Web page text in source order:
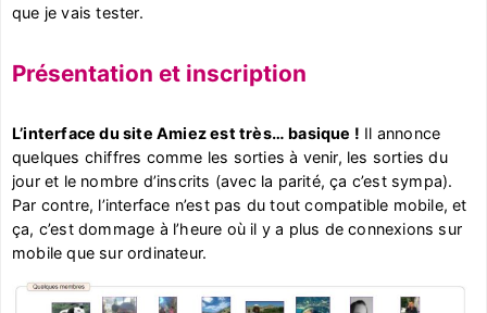
que je vais tester.
Présentation et inscription
L’interface du site Amiez est très… basique ! Il annonce
quelques chiffres comme les sorties à venir, les sorties du
jour et le nombre d’inscrits (avec la parité, ça c’est sympa).
Par contre, l’interface n’est pas du tout compatible mobile, et
ça, c’est dommage à l’heure où il y a plus de connexions sur
mobile que sur ordinateur.